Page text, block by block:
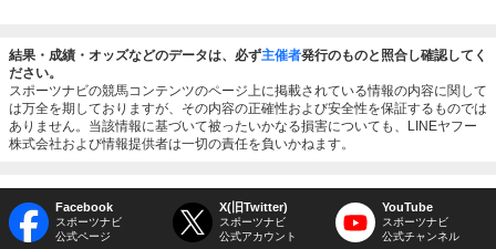
結果・成績・オッズなどのデータは、必ず主催者発行のものと照合し確認してく
ださい。
スポーツナビの競馬コンテンツのページ上に掲載されている情報の内容に関して
は万全を期しておりますが、その内容の正確性および安全性を保証するものでは
ありません。当該情報に基づいて被ったいかなる損害についても、LINEヤフー
株式会社および情報提供者は一切の責任を負いかねます。
Facebook
スポーツナビ
公式ページ
X(旧Twitter)
スポーツナビ
公式アカウント
YouTube
スポーツナビ
公式チャンネル